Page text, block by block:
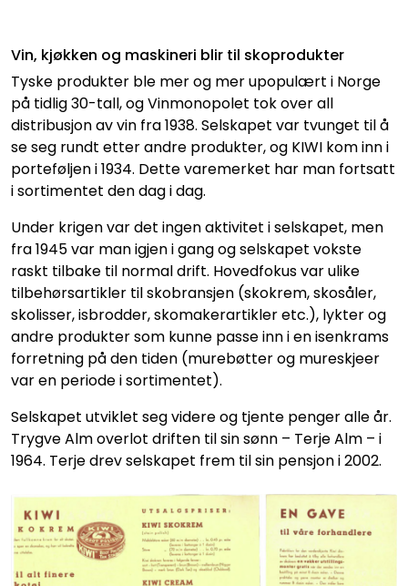
Vin, kjøkken og maskineri blir til skoprodukter
Tyske produkter ble mer og mer upopulært i Norge
på tidlig 30-tall, og Vinmonopolet tok over all
distribusjon av vin fra 1938. Selskapet var tvunget til å
se seg rundt etter andre produkter, og KIWI kom inn i
porteføljen i 1934. Dette varemerket har man fortsatt
i sortimentet den dag i dag.
Under krigen var det ingen aktivitet i selskapet, men
fra 1945 var man igjen i gang og selskapet vokste
raskt tilbake til normal drift. Hovedfokus var ulike
tilbehørsartikler til skobransjen (skokrem, skosåler,
skolisser, isbrodder, skomakerartikler etc.), lykter og
andre produkter som kunne passe inn i en isenkrams
forretning på den tiden (murebøtter og mureskjeer
var en periode i sortimentet).
Selskapet utviklet seg videre og tjente penger alle år.
Trygve Alm overlot driften til sin sønn – Terje Alm – i
1964. Terje drev selskapet frem til sin pensjon i 2002.